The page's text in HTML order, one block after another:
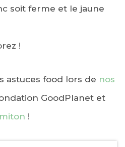
soit ferme et le jaune
!
astuces food lors de nos
GoodPlanet et
!